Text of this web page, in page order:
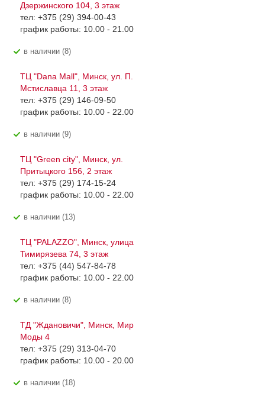
Дзержинского 104, 3 этаж
тел: +375 (29) 394-00-43
график работы: 10.00 - 21.00
В наличии (8)
ТЦ "Dana Mall", Минск, ул. П.
Мстиславца 11, 3 этаж
тел: +375 (29) 146-09-50
график работы: 10.00 - 22.00
В наличии (9)
ТЦ "Green city", Минск, ул.
Притыцкого 156, 2 этаж
тел: +375 (29) 174-15-24
график работы: 10.00 - 22.00
В наличии (13)
ТЦ "PALAZZO", Минск, улица
Тимирязева 74, 3 этаж
тел: +375 (44) 547-84-78
график работы: 10.00 - 22.00
В наличии (8)
ТД "Ждановичи", Минск, Мир
Моды 4
тел: +375 (29) 313-04-70
график работы: 10.00 - 20.00
В наличии (18)